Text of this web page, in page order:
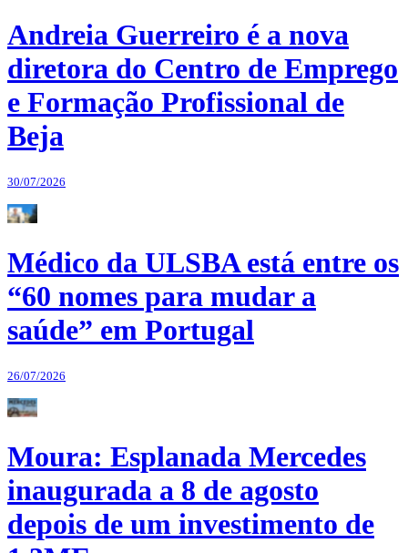
Andreia Guerreiro é a nova
diretora do Centro de Emprego
e Formação Profissional de
Beja
30/07/2026
Médico da ULSBA está entre os
“60 nomes para mudar a
saúde” em Portugal
26/07/2026
Moura: Esplanada Mercedes
inaugurada a 8 de agosto
depois de um investimento de